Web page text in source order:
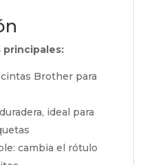
principales:
Brother para
ideal para
cambia el rótulo